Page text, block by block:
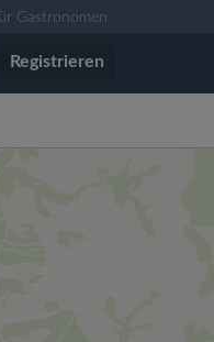
Gastronomen
Registrieren